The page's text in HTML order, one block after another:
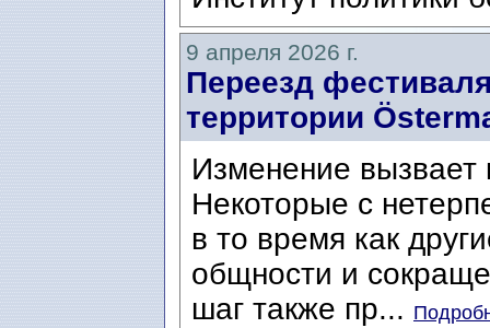
9 апреля 2026 г.
Переезд
территории
Изменение вызвает
Некоторые с
в то время как
общности и
шаг также пр...